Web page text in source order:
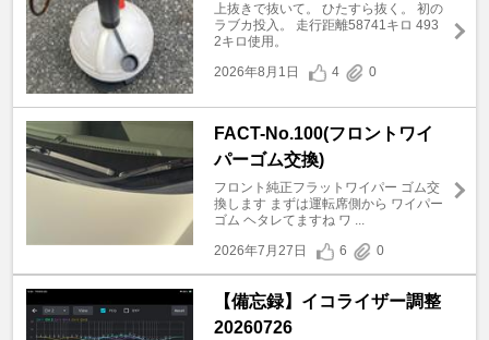
上抜きで抜いて。 ひたすら抜く。 初の
ラブカ投入。 走行距離58741キロ 493
2キロ使用。
2026年8月1日
4 0
FACT-No.100(フロントワイ
パーゴム交換)
フロント純正フラットワイパー ゴム交
換します まずは運転席側から ワイパー
ゴム ヘタレてますね ワ ...
2026年7月27日
6 0
【備忘録】イコライザー調整
20260726